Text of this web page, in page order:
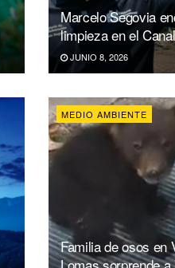
Marcelo Segovia
limpieza en el
JUNIO 8, 2026
MEDIO AMBIENTE
Familia de osos en
Lomas sorprende